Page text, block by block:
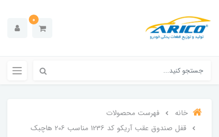
0
خانه
فهرست محصولات
قفل صندوق عقب آریکو کد 1236 مناسب 206 هاچبک